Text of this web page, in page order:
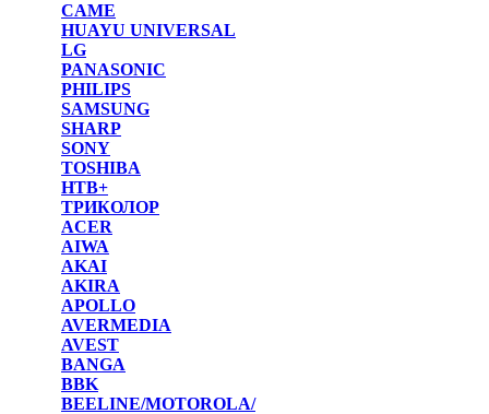
CAME
HUAYU UNIVERSAL
LG
PANASONIC
PHILIPS
SAMSUNG
SHARP
SONY
TOSHIBA
НТВ+
ТРИКОЛОР
ACER
AIWA
AKAI
AKIRA
APOLLO
AVERMEDIA
AVEST
BANGA
BBK
BEELINE/MOTOROLA/